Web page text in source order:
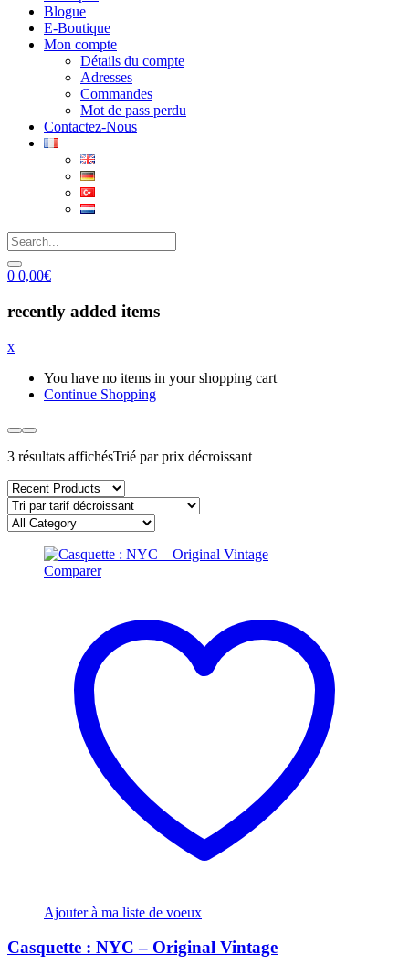
Blogue
E-Boutique
Mon compte
Détails du compte
Adresses
Commandes
Mot de pass perdu
Contactez-Nous
0 0,00€
recently added items
x
You have no items in your shopping cart
Continue Shopping
3 résultats affichésTrié par prix décroissant
Comparer
Ajouter à ma liste de voeux
Casquette : NYC – Original Vintage